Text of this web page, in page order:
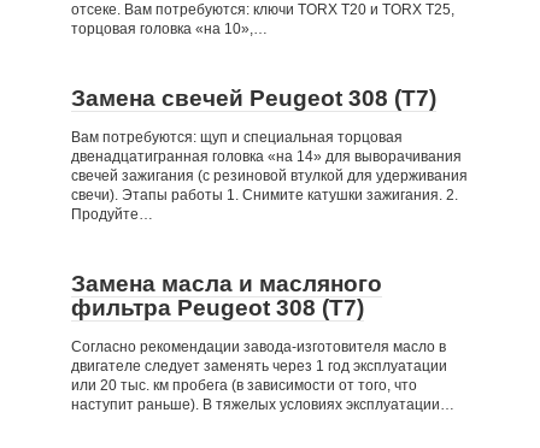
отсеке. Вам потребуются: ключи TORX Т20 и TORX Т25,
торцовая головка «на 10»,…
Замена свечей Peugeot 308 (T7)
Вам потребуются: щуп и специальная торцовая
двенадцатигранная головка «на 14» для выворачивания
свечей зажигания (с резиновой втулкой для удерживания
свечи). Этапы работы 1. Снимите катушки зажигания. 2.
Продуйте…
Замена масла и масляного
фильтра Peugeot 308 (T7)
Согласно рекомендации завода-изготовителя масло в
двигателе следует заменять через 1 год эксплуатации
или 20 тыс. км пробега (в зависимости от того, что
наступит раньше). В тяжелых условиях эксплуатации…